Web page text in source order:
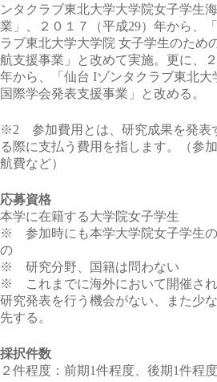
ンタクラブ東北大学大学院女子学生
業」、２０１７（平成29）年から、
ラブ東北大学大学院 女子学生のため
航支援事業」と改めて実施。更に、２
年から、「仙台 Iゾンタクラブ東北大
国際学会発表支援事業」と改める。
※2 参加費用とは、研究成果を発表
る際に支払う費用を指します。（参
航費など）
応募資格
本学に在籍する大学院女子学生
※ 参加時にも本学大学院女子学生の
の
※ 研究分野、国籍は問わない
※ これまでに海外において開催さ
研究発表を行う機会がない、また少
先する。
採択件数
２件程度：前期1件程度、後期1件程度